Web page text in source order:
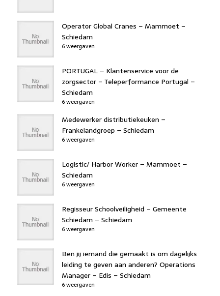
Operator Global Cranes – Mammoet –
Schiedam
6 weergaven
PORTUGAL – Klantenservice voor de
zorgsector – Teleperformance Portugal –
Schiedam
6 weergaven
Medewerker distributiekeuken –
Frankelandgroep – Schiedam
6 weergaven
Logistic/ Harbor Worker – Mammoet –
Schiedam
6 weergaven
Regisseur Schoolveiligheid – Gemeente
Schiedam – Schiedam
6 weergaven
Ben jij iemand die gemaakt is om dagelijks
leiding te geven aan anderen? Operations
Manager – Edis – Schiedam
6 weergaven